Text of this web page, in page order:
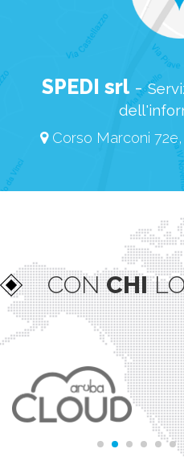
SPEDI srl-
Corso Marconi 72e,
CONCHI